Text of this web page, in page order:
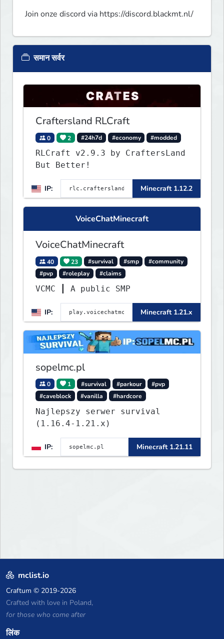
Join onze discord via https://discord.blackmt.nl/
समान सर्वर
Craftersland RLCraft
0 2 #24h7d #economy #modded
RLCraft v2.9.3 by CraftersLand
But Better!
IP: Minecraft 1.12.2
VoiceChatMinecraft
VoiceChatMinecraft
40 23 #survival #smp
#community
#pvp
#roleplay #claims
VCMC ┃ A public SMP
IP: Minecraft 1.21.x
sopelmc.pl
0 1 #survival #parkour
#pvp
#caveblock
#vanilla #hardcore
Najlepszy serwer survival
(1.16.4-1.21.x)
IP: Minecraft 1.21.11
mclist.io
Craftum © 2019-2026
Crafted with love in Poland,
for those who come after
लिंक